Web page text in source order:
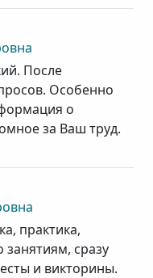
После
Особенно
о
за Ваш труд.
практика,
сразу
и викторины.